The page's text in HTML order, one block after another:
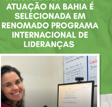
FISIOTERAPEUTA
COM ATUAÇÃO NA
BAHIA É
SELECIONADA EM
RENOMADO
PROGRAMA
INTERNACIONAL
DE LIDERANÇAS